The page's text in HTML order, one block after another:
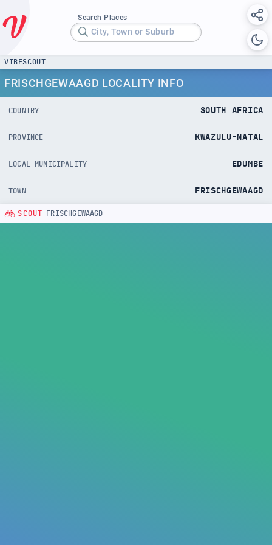
Search Places
City, Town or Suburb
VIBESCOUT
FRISCHGEWAAGD LOCALITY INFO
COUNTRY SOUTH AFRICA
PROVINCE KWAZULU-NATAL
LOCAL MUNICIPALITY EDUMBE
TOWN FRISCHGEWAAGD
SCOUT FRISCHGEWAAGD